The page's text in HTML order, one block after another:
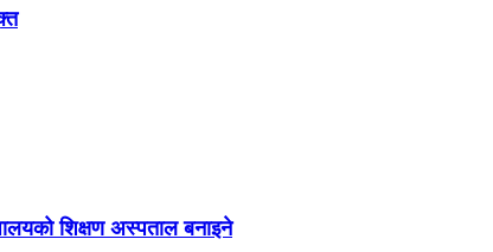
शिक्षण अस्पताल बनाइने